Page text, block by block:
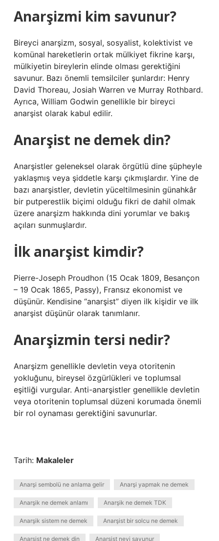
Anarşizmi kim savunur?
Bireyci anarşizm, sosyal, sosyalist, kolektivist ve
komünal hareketlerin ortak mülkiyet fikrine karşı,
mülkiyetin bireylerin elinde olması gerektiğini
savunur. Bazı önemli temsilciler şunlardır: Henry
David Thoreau, Josiah Warren ve Murray Rothbard.
Ayrıca, William Godwin genellikle bir bireyci
anarşist olarak kabul edilir.
Anarşist ne demek din?
Anarşistler geleneksel olarak örgütlü dine şüpheyle
yaklaşmış veya şiddetle karşı çıkmışlardır. Yine de
bazı anarşistler, devletin yüceltilmesinin günahkâr
bir putperestlik biçimi olduğu fikri de dahil olmak
üzere anarşizm hakkında dini yorumlar ve bakış
açıları sunmuşlardır.
İlk anarşist kimdir?
Pierre-Joseph Proudhon (15 Ocak 1809, Besançon
– 19 Ocak 1865, Passy), Fransız ekonomist ve
düşünür. Kendisine “anarşist” diyen ilk kişidir ve ilk
anarşist düşünür olarak tanımlanır.
Anarşizmin tersi nedir?
Anarşizm genellikle devletin veya otoritenin
yokluğunu, bireysel özgürlükleri ve toplumsal
eşitliği vurgular. Anti-anarşistler genellikle devletin
veya otoritenin toplumsal düzeni korumada önemli
bir rol oynaması gerektiğini savunurlar.
Tarih: Makaleler
Anarşi sembolü ne anlama gelir Anarşi yapmak ne demek
Anarşik ne demek anlamı Anarşik ne demek TDK
Anarşik sistem ne demek Anarşist bir solcu ne demek
Anarşist ne demek din Anarşist neyi savunur